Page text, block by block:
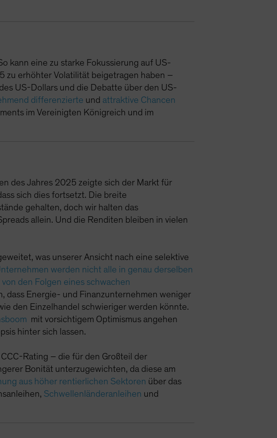
kann eine zu starke Fokussierung auf US-
zu erhöhter Volatilität beigetragen haben –
US-Dollars und die Debatte über den US-
differenzierte und attraktive Chancen
im Vereinigten Königreich und im
des Jahres 2025 zeigte sich der Markt für
sich dies fortsetzt. Die breite
gehalten, doch wir halten das
allein. Und die Renditen bleiben in vielen
was unserer Ansicht nach eine selektive
werden nicht alle in genau derselben
den Folgen eines schwachen
dass Energie- und Finanzunternehmen weniger
den Einzelhandel schwieriger werden könnte.
mit vorsichtigem Optimismus angehen
hinter sich lassen.
Rating – die für den Großteil der
Bonität unterzugewichten, da diese am
aus höher rentierlichen Sektoren über das
Schwellenländeranleihen und